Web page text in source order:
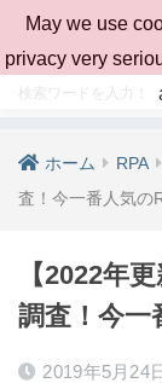
ホーム RPA
査！今一番人気の
【2022年
調査！今一
2019年5月24
May we use
privacy very